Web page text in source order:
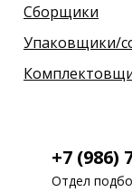
Упаковщики/
Сборщики
+7 (986)
Отдел